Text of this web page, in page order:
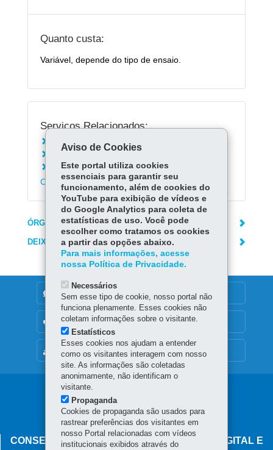
Quanto custa:
Variável, depende do tipo de ensaio.
Serviços Relacionados:
Solicitar análise microbiológica ao Tecpar
Solicitar avaliação técnica do Tecpar
Certificação
ÓRGÃO RESPONSÁVEL
DEIXE SUA OPINIÃO
MAPA DO SITE
DENUNCIE CORRUPÇÃO
OUVIDORIA
Navegação
principal
CONSELHO ESTADUAL DE GOVERNANÇA DIGITAL E
Aviso de Cookies
Este portal utiliza cookies
essenciais para garantir seu
funcionamento, além de cookies do
YouTube para exibição de vídeos e
do Google Analytics para coleta de
estatísticas de uso. Você pode
escolher como tratamos os cookies
a partir das opções abaixo.
Para mais informações, acesse
nossa Política de Privacidade.
Necessários
Sem esse tipo de cookie, nosso portal não
funciona plenamente. Esses cookies não
coletam informações sobre o visitante.
Estatísticos
Esses cookies nos ajudam a entender
como os visitantes interagem com nosso
site. As informações são coletadas
anonimamente, não identificam o
visitante.
Propaganda
Cookies de propaganda são usados para
rastrear preferências dos visitantes em
nosso Portal relacionadas com vídeos
institucionais exibidos através do